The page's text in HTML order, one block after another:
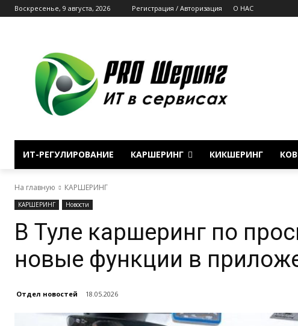
Воскресенье, 9 августа, 2026 Регистрация / Авторизация О НАС
ИТ-РЕГУЛИРОВАНИЕ КАРШЕРИНГ КИКШЕРИНГ
На главную КАРШЕРИНГ
КАРШЕРИНГ Новости
В Туле каршеринг по
новые функции в
Отдел новостей 18.05.2026